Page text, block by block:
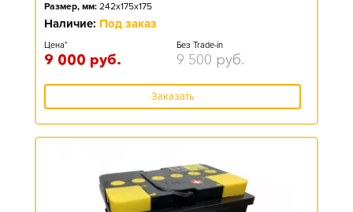
Размер, мм: 242x175x175
Наличие: Под заказ
Цена*
9 000 руб.
Без Trade-in
9 500 руб.
Заказать